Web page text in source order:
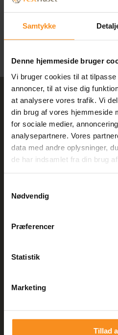
Samtykke
Denne hjemmeside bruger
Vi bruger cookies til at
annoncer, til at vise dig
at analysere vores trafik. Vi
din brug af vores hjemmeside
for sociale medier,
analysepartnere. Vores
data med andre oplysninger,
de har indsamlet fra din brug
Nødvendig
Præferencer
Statistik
Marketing
Tillad
Vi sikrer
og
IT-
KONTAKT OS
Content